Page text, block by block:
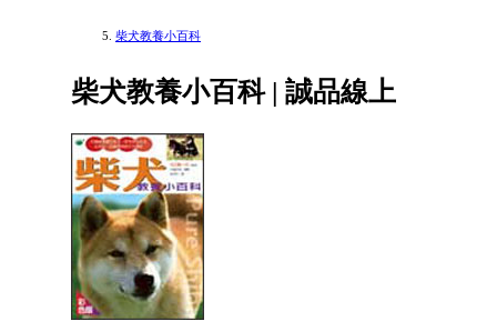
柴犬教養小百科
柴犬教養小百科 | 誠品線上